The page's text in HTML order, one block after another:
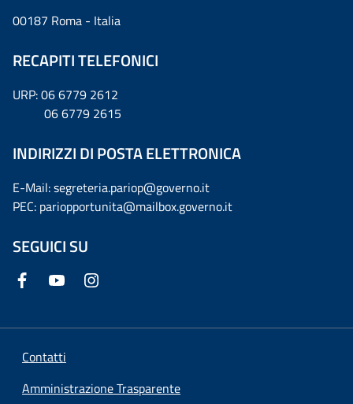
00187 Roma - Italia
RECAPITI TELEFONICI
URP: 06 6779 2612
06 6779 2615
INDIRIZZI DI POSTA ELETTRONICA
E-Mail: segreteria.pariop@governo.it
PEC: pariopportunita@mailbox.governo.it
SEGUICI SU
Contatti
Amministrazione Trasparente